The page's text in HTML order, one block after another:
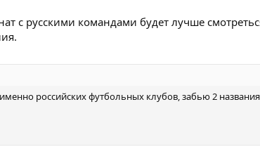
с русскими командами будет лучше
российских футбольных клубов, забью 2